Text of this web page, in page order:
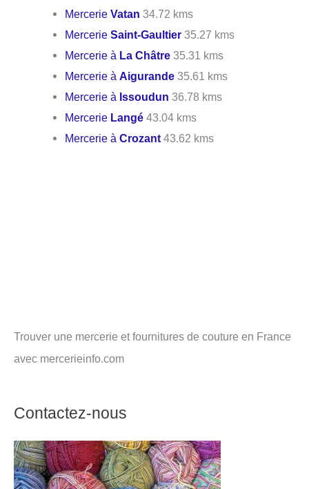
MercerieVatan 34.72 kms
MercerieSaint-Gaultier 35.27 kms
Mercerie à La Châtre 35.31 kms
Mercerie àAigurande 35.61 kms
Mercerie à Issoudun 36.78 kms
Mercerie Langé 43.04 kms
Mercerie àCrozant 43.62 kms
Trouver une mercerie et fournitures de couture en France
avec mercerieinfo.com
Contactez-nous